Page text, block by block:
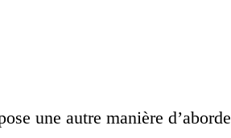
une autre manière